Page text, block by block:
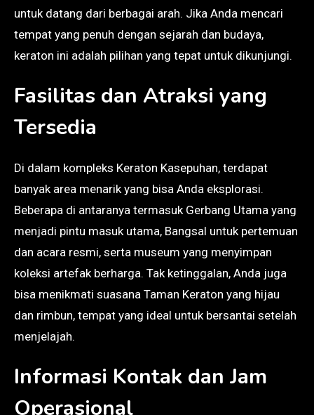
untuk datang dari berbagai arah. Jika Anda mencari
tempat yang penuh dengan sejarah dan budaya,
keraton ini adalah pilihan yang tepat untuk dikunjungi.
Fasilitas dan Atraksi yang
Tersedia
Di dalam kompleks Keraton Kasepuhan, terdapat
banyak area menarik yang bisa Anda eksplorasi.
Beberapa di antaranya termasuk Gerbang Utama yang
menjadi pintu masuk utama, Bangsal untuk pertemuan
dan acara resmi, serta museum yang menyimpan
koleksi artefak berharga. Tak ketinggalan, Anda juga
bisa menikmati suasana Taman Keraton yang hijau
dan rimbun, tempat yang ideal untuk bersantai setelah
menjelajah.
Informasi Kontak dan Jam
Operasional